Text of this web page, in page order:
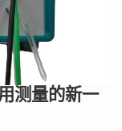
测量的新一